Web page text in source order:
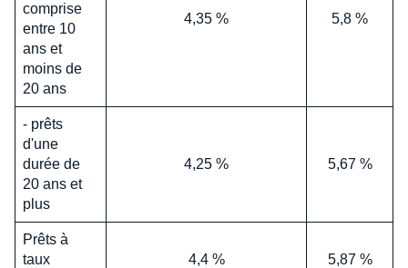
comprise
entre 10
ans et
moins de
20 ans
4,35 % 5,8 %
- prêts
d'une
durée de
20 ans et
plus
4,25 % 5,67 %
Prêts à
taux
4,4 % 5,87 %